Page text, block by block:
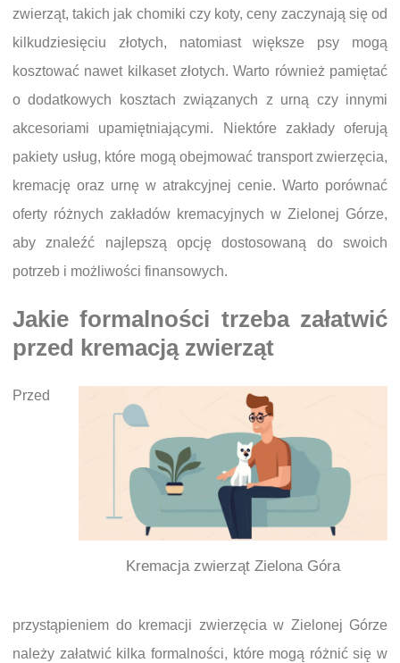
zwierząt, takich jak chomiki czy koty, ceny zaczynają się od
kilkudziesięciu złotych, natomiast większe psy mogą
kosztować nawet kilkaset złotych. Warto również pamiętać
o dodatkowych kosztach związanych z urną czy innymi
akcesoriami upamiętniającymi. Niektóre zakłady oferują
pakiety usług, które mogą obejmować transport zwierzęcia,
kremację oraz urnę w atrakcyjnej cenie. Warto porównać
oferty różnych zakładów kremacyjnych w Zielonej Górze,
aby znaleźć najlepszą opcję dostosowaną do swoich
potrzeb i możliwości finansowych.
Jakie formalności trzeba załatwić
przed kremacją zwierząt
Kremacja zwierząt Zielona Góra
Przed
przystąpieniem do kremacji zwierzęcia w Zielonej Górze
należy załatwić kilka formalności, które mogą różnić się w